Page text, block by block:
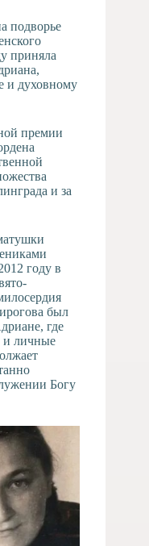
подворье
приняла
и духовному
премии
и за
году в
был
где
и личные
Богу